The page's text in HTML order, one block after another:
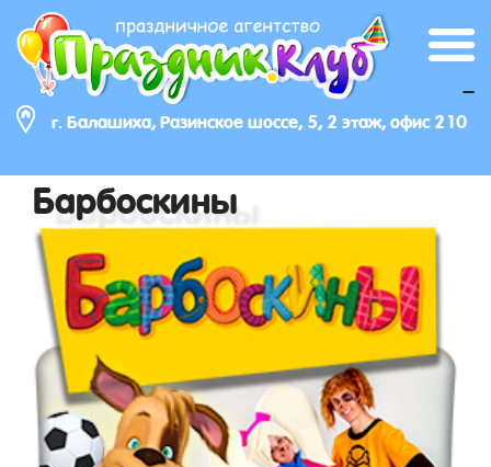
г. Балашиха, Разинское шоссе, 5, 2 этаж, офис 210
_
Барбоскины